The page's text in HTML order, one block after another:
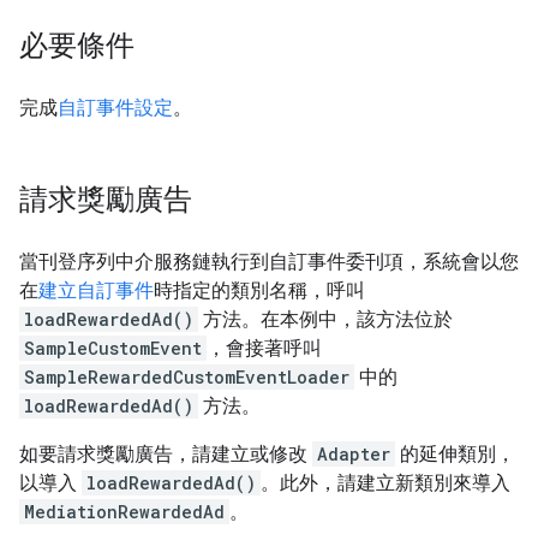
必要條件
完成自訂事件設定。
請求獎勵廣告
當刊登序列中介服務鏈執行到自訂事件委刊項，系統會以您
在建立自訂事件時指定的類別名稱，呼叫
loadRewardedAd() 方法。在本例中，該方法位於
SampleCustomEvent ，會接著呼叫
SampleRewardedCustomEventLoader 中的
loadRewardedAd() 方法。
如要請求獎勵廣告，請建立或修改 Adapter 的延伸類別，
以導入 loadRewardedAd() 。此外，請建立新類別來導入
MediationRewardedAd 。